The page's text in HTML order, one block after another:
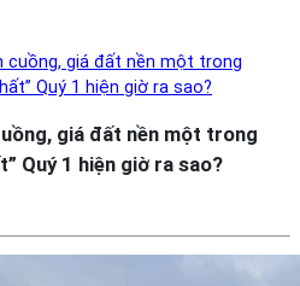
giá đất nền một trong
Quý 1 hiện giờ ra sao?
giá đất nền một trong
Quý 1 hiện giờ ra sao?